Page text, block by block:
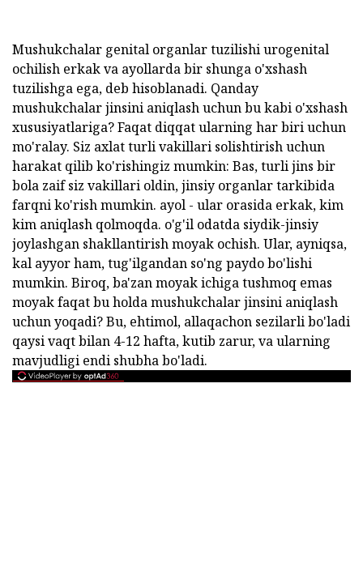
Mushukchalar genital organlar tuzilishi urogenital
ochilish erkak va ayollarda bir shunga o'xshash
tuzilishga ega, deb hisoblanadi. Qanday
mushukchalar jinsini aniqlash uchun bu kabi o'xshash
xususiyatlariga? Faqat diqqat ularning har biri uchun
mo'ralay. Siz axlat turli vakillari solishtirish uchun
harakat qilib ko'rishingiz mumkin: Bas, turli jins bir
bola zaif siz vakillari oldin, jinsiy organlar tarkibida
farqni ko'rish mumkin. ayol - ular orasida erkak, kim
kim aniqlash qolmoqda. o'g'il odatda siydik-jinsiy
joylashgan shakllantirish moyak ochish. Ular, ayniqsa,
kal ayyor ham, tug'ilgandan so'ng paydo bo'lishi
mumkin. Biroq, ba'zan moyak ichiga tushmoq emas
moyak faqat bu holda mushukchalar jinsini aniqlash
uchun yoqadi? Bu, ehtimol, allaqachon sezilarli bo'ladi
qaysi vaqt bilan 4-12 hafta, kutib zarur, va ularning
mavjudligi endi shubha bo'ladi.